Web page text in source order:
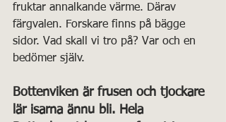
fruktar annalkande värme. Därav
färgvalen. Forskare finns på bägge
sidor. Vad skall vi tro på? Var och en
bedömer själv.
Bottenviken är frusen och tjockare
lär isarna ännu bli. Hela